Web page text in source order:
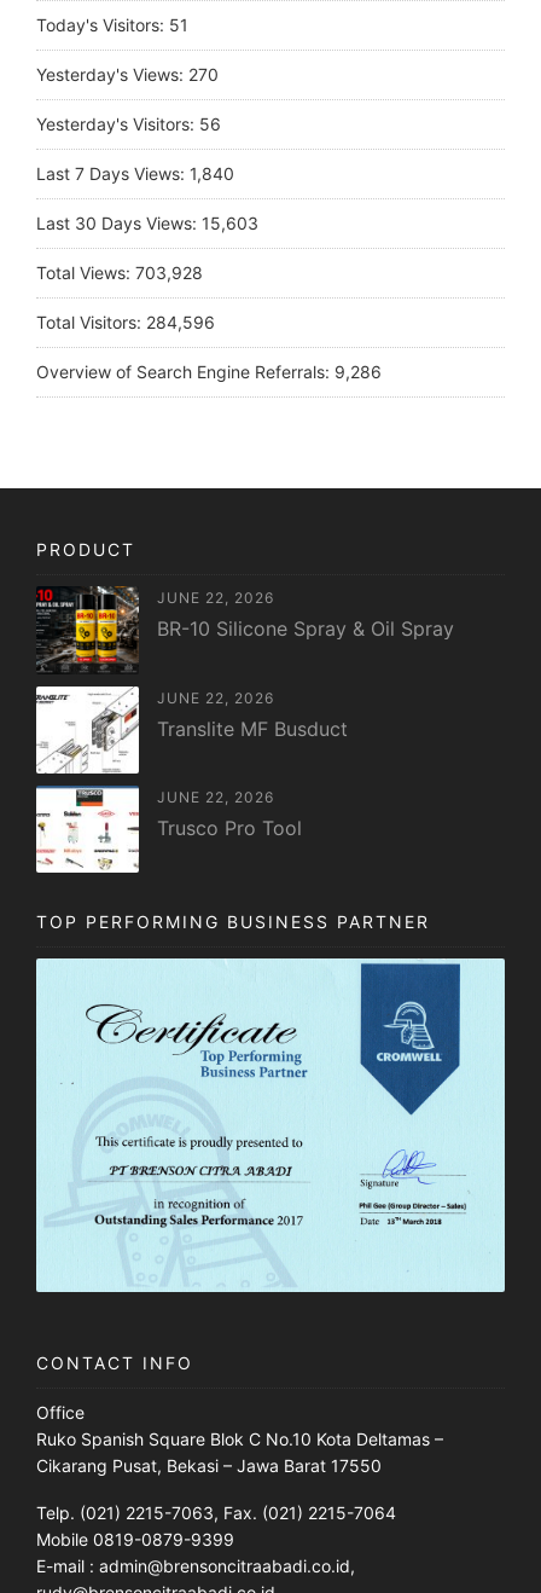
Today's Visitors: 51
Yesterday's Views: 270
Yesterday's Visitors: 56
Last 7 Days Views: 1,840
Last 30 Days Views: 15,603
Total Views: 703,928
Total Visitors: 284,596
Overview of Search Engine Referrals: 9,286
PRODUCT
JUNE 22, 2026
BR-10 Silicone Spray & Oil Spray
JUNE 22, 2026
Translite MF Busduct
JUNE 22, 2026
Trusco Pro Tool
TOP PERFORMING BUSINESS PARTNER
CONTACT INFO
Office
Ruko Spanish Square Blok C No.10 Kota Deltamas –
Cikarang Pusat, Bekasi – Jawa Barat 17550
Telp. (021) 2215-7063, Fax. (021) 2215-7064
Mobile 0819-0879-9399
E-mail : admin@brensoncitraabadi.co.id,